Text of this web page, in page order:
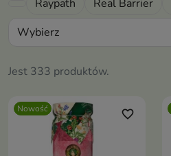
Raypath Real Barrier
Jest 333 produktów.
Wybierz
Nowość favorite_border